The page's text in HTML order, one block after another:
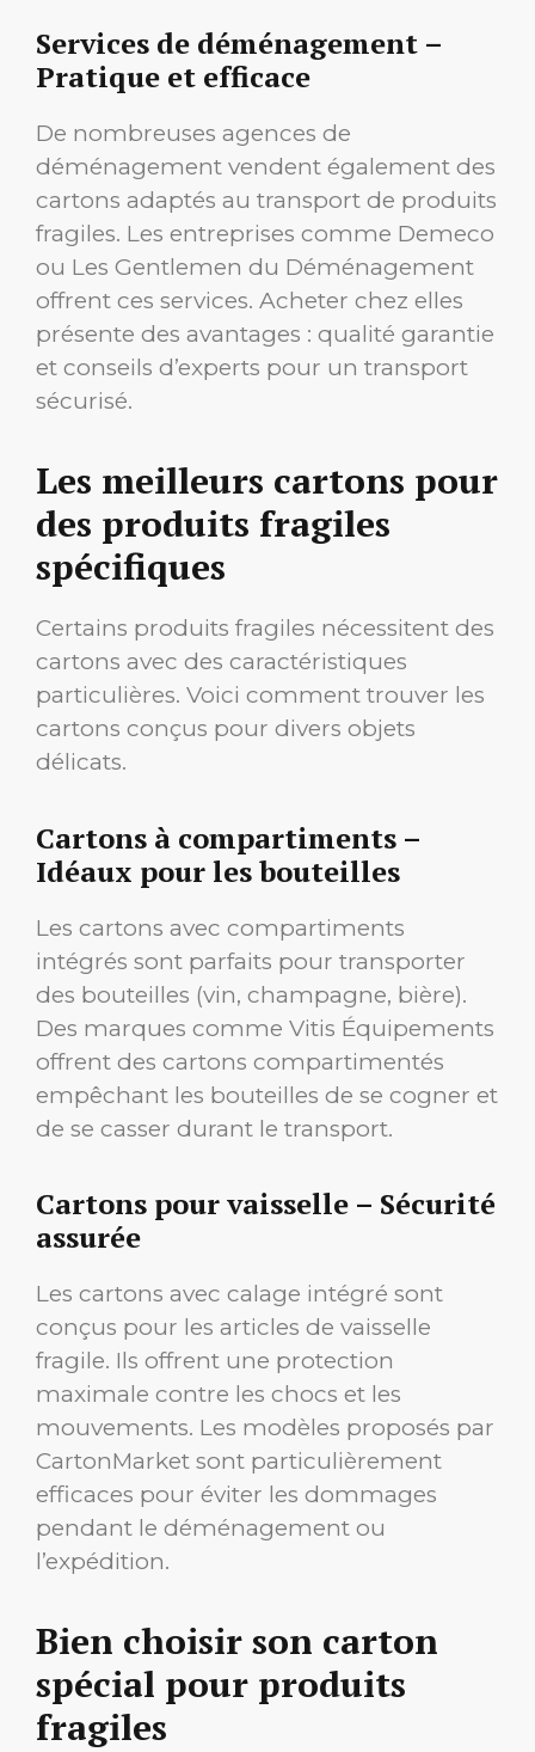
Services de déménagement –
Pratique et efficace
De nombreuses agences de
déménagement vendent également des
cartons adaptés au transport de produits
fragiles. Les entreprises comme Demeco
ou Les Gentlemen du Déménagement
offrent ces services. Acheter chez elles
présente des avantages : qualité garantie
et conseils d’experts pour un transport
sécurisé.
Les meilleurs cartons pour
des produits fragiles
spécifiques
Certains produits fragiles nécessitent des
cartons avec des caractéristiques
particulières. Voici comment trouver les
cartons conçus pour divers objets
délicats.
Cartons à compartiments –
Idéaux pour les bouteilles
Les cartons avec compartiments
intégrés sont parfaits pour transporter
des bouteilles (vin, champagne, bière).
Des marques comme Vitis Équipements
offrent des cartons compartimentés
empêchant les bouteilles de se cogner et
de se casser durant le transport.
Cartons pour vaisselle – Sécurité
assurée
Les cartons avec calage intégré sont
conçus pour les articles de vaisselle
fragile. Ils offrent une protection
maximale contre les chocs et les
mouvements. Les modèles proposés par
CartonMarket sont particulièrement
efficaces pour éviter les dommages
pendant le déménagement ou
l’expédition.
Bien choisir son carton
spécial pour produits
fragiles